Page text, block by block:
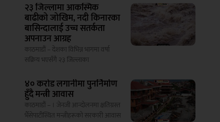
२३ जिल्लामा आकस्मिक
बाढीको जोखिम, नदी किनारका
बासिन्दालाई उच्च सतर्कता
अपनाउन आग्रह
काठमाडौं – देशका विभिन्न भागमा वर्षा
सक्रिय भएसँगै २३ जिल्लाका
४० करोड लगानीमा पुनर्निर्माण
हुँदै मन्त्री आवास
काठमाडौं – । जेनजी आन्दोलनमा क्षतिग्रस्त
भैँसेपाटीस्थित मन्त्रीहरूको सरकारी आवास